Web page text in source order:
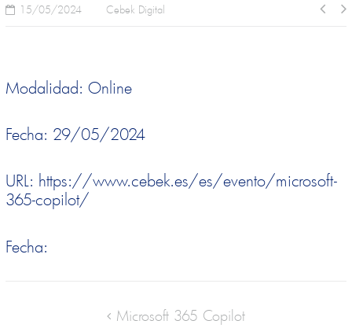
15/05/2024 Cebek Digital
Modalidad: Online
Fecha: 29/05/2024
URL: https://www.cebek.es/es/evento/microsoft-
365-copilot/
Fecha:
Microsoft 365 Copilot